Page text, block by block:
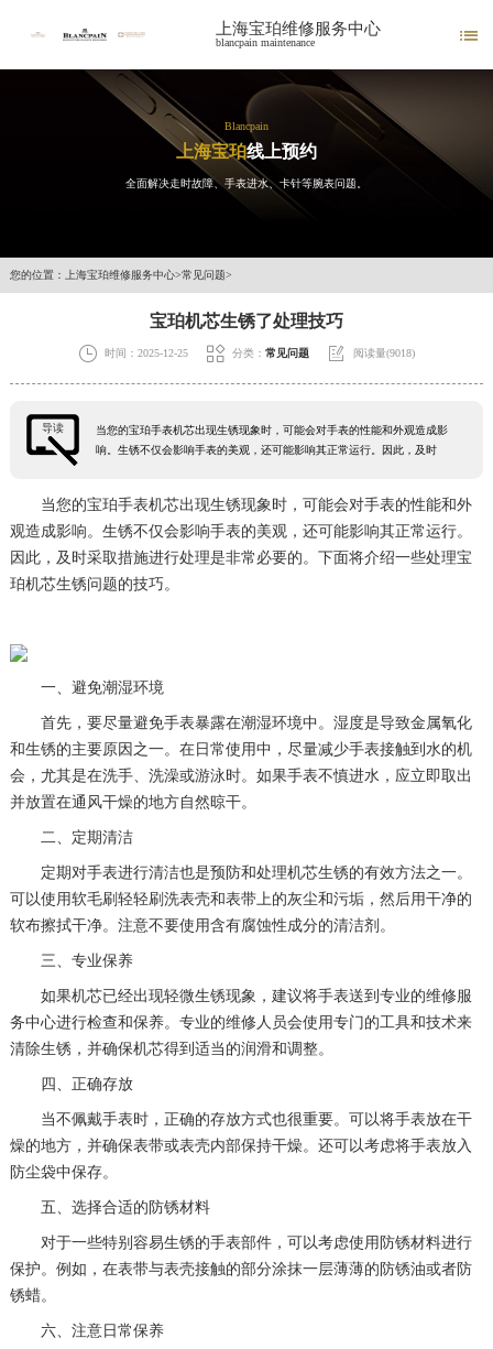
上海宝珀维修服务中心
blancpain maintenance 
Blancpain
上海宝珀线上预约
全面解决走时故障、手表进水、卡针等腕表问题。
您的位置： 上海宝珀维修服务中心>常见问题>
宝珀机芯生锈了处理技巧
 时间：2025-12-25  分类： 常见问题  阅读量(9018)
导读
当您的宝珀手表机芯出现生锈现象时，可能会对手表的性能和外观造成影
响。生锈不仅会影响手表的美观，还可能影响其正常运行。因此，及时
当您的宝珀手表机芯出现生锈现象时，可能会对手表的性能和外
观造成影响。生锈不仅会影响手表的美观，还可能影响其正常运行。
因此，及时采取措施进行处理是非常必要的。下面将介绍一些处理宝
珀机芯生锈问题的技巧。
一、避免潮湿环境
首先，要尽量避免手表暴露在潮湿环境中。湿度是导致金属氧化
和生锈的主要原因之一。在日常使用中，尽量减少手表接触到水的机
会，尤其是在洗手、洗澡或游泳时。如果手表不慎进水，应立即取出
并放置在通风干燥的地方自然晾干。
二、定期清洁
定期对手表进行清洁也是预防和处理机芯生锈的有效方法之一。
可以使用软毛刷轻轻刷洗表壳和表带上的灰尘和污垢，然后用干净的
软布擦拭干净。注意不要使用含有腐蚀性成分的清洁剂。
三、专业保养
如果机芯已经出现轻微生锈现象，建议将手表送到专业的维修服
务中心进行检查和保养。专业的维修人员会使用专门的工具和技术来
清除生锈，并确保机芯得到适当的润滑和调整。
四、正确存放
当不佩戴手表时，正确的存放方式也很重要。可以将手表放在干
燥的地方，并确保表带或表壳内部保持干燥。还可以考虑将手表放入
防尘袋中保存。
五、选择合适的防锈材料
对于一些特别容易生锈的手表部件，可以考虑使用防锈材料进行
保护。例如，在表带与表壳接触的部分涂抹一层薄薄的防锈油或者防
锈蜡。
六、注意日常保养